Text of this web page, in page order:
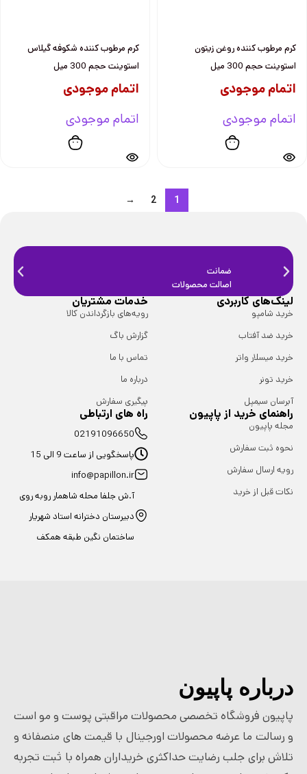
كرم مرطوب كننده روغن زيتون
استوينت حجم 300 ميل
اتمام موجودی
اتمام موجودی
كرم مرطوب كننده شكوفه گيلاس
استوينت حجم 300 ميل
اتمام موجودی
اتمام موجودی
1
2
→
ضمانت
اصالت محصولات
لینک‌های کاربردی
خرید شامپو
خرید ضد آفتاب
خرید میسلار واتر
خرید تونر
آبرسان سیمپل
خدمات مشتریان
رویه‌های بازگرداندن کالا
گزارش باگ
تماس با ما
درباره ما
پیگیری سفارش
راهنمای خرید از پاپیون
مجله پاپیون
نحوه ثبت سفارش
رویه ارسال سفارش
نکات قبل از خرید
راه های ارتباطی
02191096650
پاسخگویی از ساعت 9 الی 15
info@papillon.ir
آ.ش جلفا محله شاهمار روبه روی
دبیرستان دخترانه استاد شهریار
ساختمان نگین طبقه همکف
درباره پاپیون
پاپیون فروشگاه تخصصی محصولات مراقبتی پوست و مو است
و رسالت ما عرضه محصولات اورجینال با قیمت های منصفانه و
تلاش برای جلب رضایت حداکثری خریداران همراه با ثبت تجربه